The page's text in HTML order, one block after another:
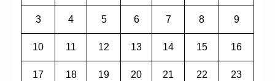
3 4 5 6 7 8 9
10 11 12 13 14 15 16
17 18 19 20 21 22 23